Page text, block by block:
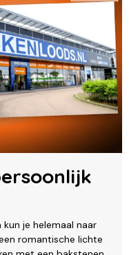
je helemaal naar
romantische lichte